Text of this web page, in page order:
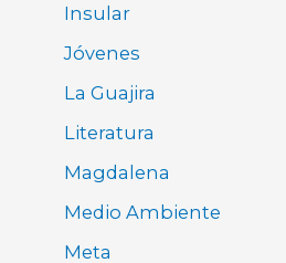
Insular
Jóvenes
La Guajira
Literatura
Magdalena
Medio Ambiente
Meta